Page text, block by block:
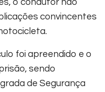
convincentes
foi apreendido e o
sendo
de Segurança